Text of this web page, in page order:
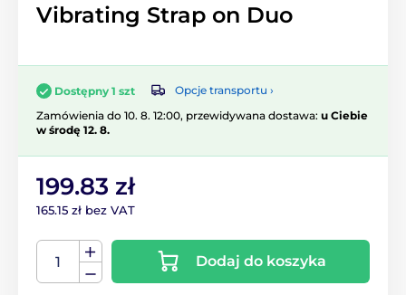
Vibrating Strap on Duo
Dostępny 1 szt
Opcje transportu ›
Zamówienia do 10. 8. 12:00, przewidywana dostawa: u Ciebie
w środę 12. 8.
199.83 zł
165.15 zł bez VAT
Dodaj do koszyka